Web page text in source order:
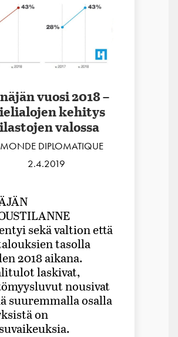
vuosi 2018 –
kehitys
valossa
MONDE DIPLOMATIQUE
2.4.2019
sekä valtion että
tasolla
2018 aikana.
laskivat,
nousivat
suuremmalla osalla
on